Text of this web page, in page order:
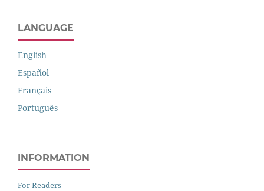
LANGUAGE
English
Español
Français
Português
INFORMATION
For Readers